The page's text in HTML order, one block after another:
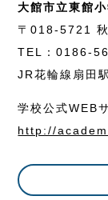
大館市立東館
〒018-5721
TEL：0186-
JR花輪線扇田
学校公式WEB
http://